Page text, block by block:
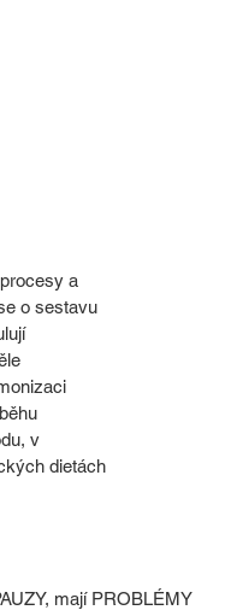
a
o sestavu
v
dietách
mají PROBLÉMY